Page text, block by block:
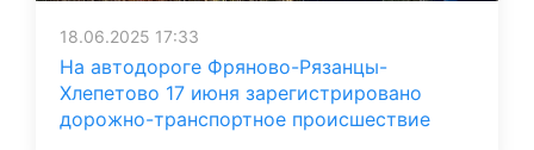
18.06.2025 17:33
На автодороге Фряново-Рязанцы-
Хлепетово 17 июня зарегистрировано
дорожно-транспортное происшествие